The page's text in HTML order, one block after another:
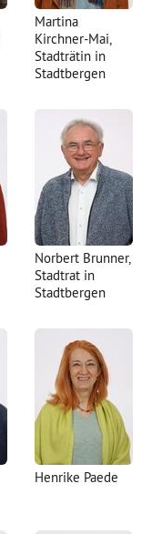
Martina
Kirchner-Mai,
Stadträtin in
Stadtbergen
Norbert Brunner,
Stadtrat in
Stadtbergen
Henrike Paede